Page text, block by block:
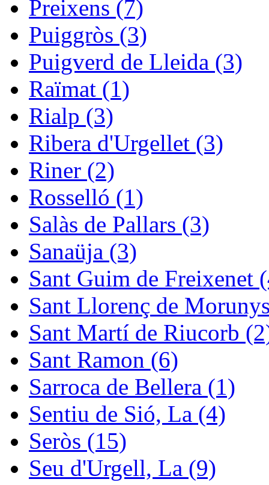
Preixens (7)
Puiggròs (3)
Puigverd de Lleida (3)
Raïmat (1)
Rialp (3)
Ribera d'Urgellet (3)
Riner (2)
Rosselló (1)
Salàs de Pallars (3)
Sanaüja (3)
Sant Guim de Freixenet
Sant Llorenç de
Sant Martí de Riucorb
Sant Ramon (6)
Sarroca de Bellera (1)
Sentiu de Sió, La (4)
Seròs (15)
Seu d'Urgell, La (9)